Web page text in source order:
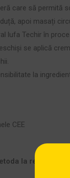
care să permită
apoi masați
lufa Techir în
se aplică
la
CEE
la rece